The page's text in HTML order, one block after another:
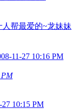
人帮最爱的~龙妹妹
11-27 10:16 PM
PM
27 10:15 PM